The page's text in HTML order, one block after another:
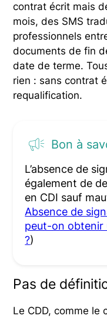
contrat écrit mais
mois, des SMS
professionnels
documents de fin
date de terme.
rien : sans contrat
requalification.
Bon à
L’absence de
également de
en CDI sauf
Absence de
peut-on obtenir
?)
Pas de
Le CDD, comme le